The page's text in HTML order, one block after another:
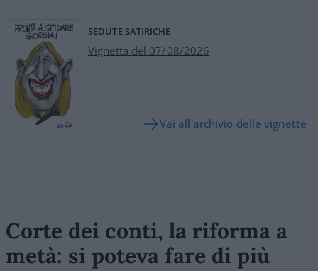
SEDUTE SATIRICHE
Vignetta del 07/08/2026
Vai all'archivio delle vignette
Corte dei conti, la riforma a
metà: si poteva fare di più